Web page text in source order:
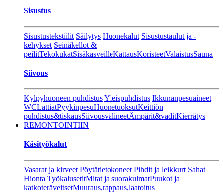
Sisustus
Sisustustekstiilit Säilytys Huonekalut Sisustustaulut ja -
kehykset Seinäkellot &
peilitTekokukatSisäkasveilleKattausKoristeetValaistusSauna
Siivous
Kylpyhuoneen puhdistusYleispuhdistus Ikkunanpesuaineet
WCLattiatPyykinpesuHuonetuoksutKeittiön
puhdistus&tiskausSiivousvälineetÄmpärit&vaditKierrätys
REMONTOINTIIN
Käsityökalut
Vasarat ja kirveet Pöytätietokoneet Pihdit ja leikkurt Sahat
Hionta TyökalusetitMitat ja suorakulmatPuukot ja
katkoteräveitsetMuuraus,rappaus,laatoitus